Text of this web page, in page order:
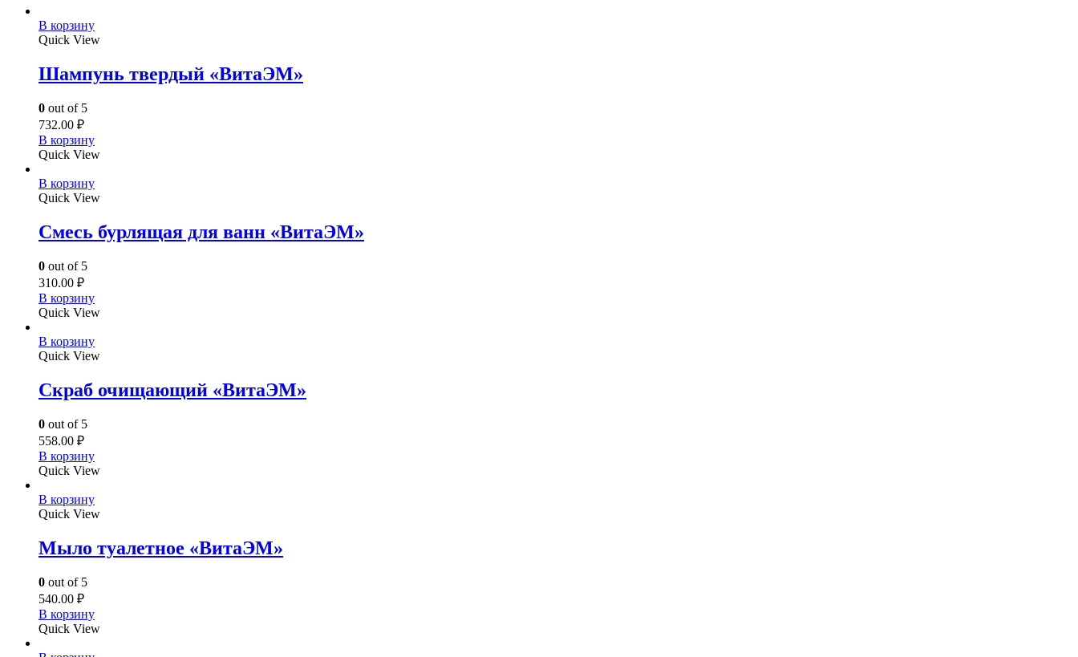
В корзину
Quick View
Шампунь твердый «ВитаЭМ»
0 out of 5
732.00 ₽
В корзину
Quick View
В корзину
Quick View
Смесь бурлящая для ванн «ВитаЭМ»
0 out of 5
310.00 ₽
В корзину
Quick View
В корзину
Quick View
Скраб очищающий «ВитаЭМ»
0 out of 5
558.00 ₽
В корзину
Quick View
В корзину
Quick View
Мыло туалетное «ВитаЭМ»
0 out of 5
540.00 ₽
В корзину
Quick View